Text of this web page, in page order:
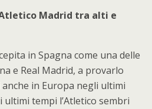
Atletico Madrid tra alti e
in Spagna come una delle
e Real Madrid, a provarlo
in Europa negli ultimi
tempi l’Atletico sembri